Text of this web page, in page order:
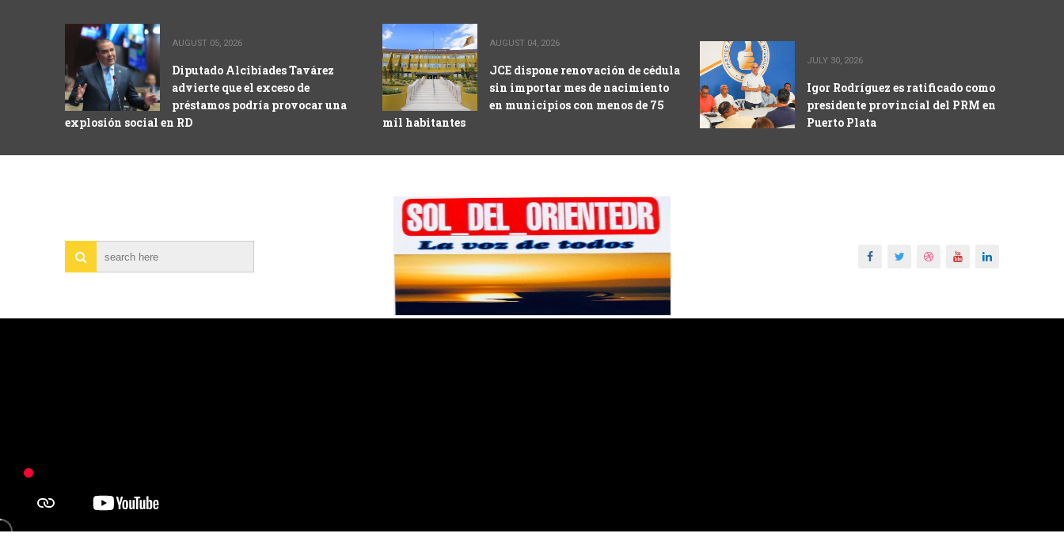
AUGUST 05, 2026
Diputado Alcibíades Tavárez
advierte que el exceso de
préstamos podría provocar una
explosión social en RD
AUGUST 04, 2026
JCE dispone renovación de cédula
sin importar mes de nacimiento
en municipios con menos de 75
mil habitantes
JULY 30, 2026
Igor Rodríguez es ratificado como
presidente provincial del PRM en
Puerto Plata